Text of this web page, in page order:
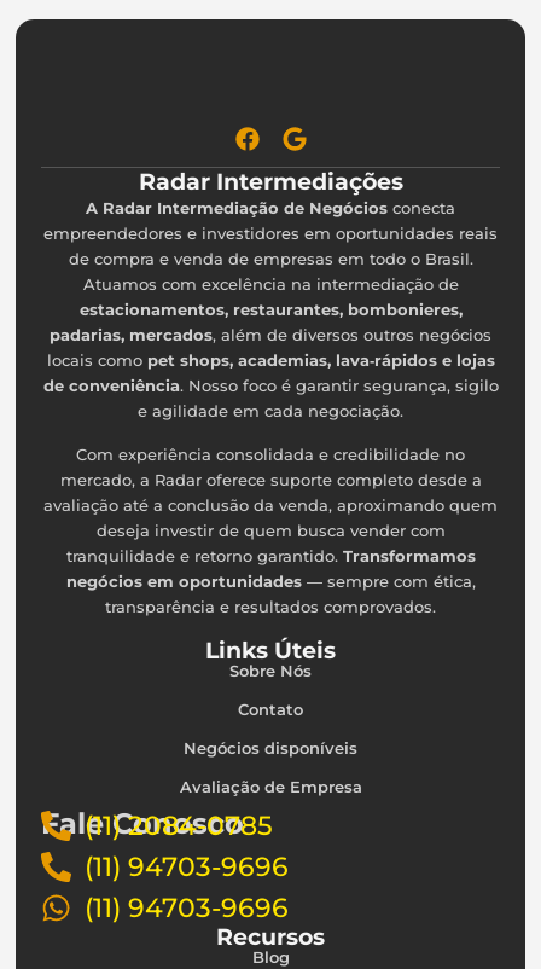
Radar Intermediações
A Radar Intermediação de Negócios conecta
empreendedores e investidores em oportunidades reais
de compra e venda de empresas em todo o Brasil.
Atuamos com excelência na intermediação de
estacionamentos, restaurantes, bombonieres,
padarias, mercados, além de diversos outros negócios
locais como pet shops, academias, lava‑rápidos e lojas
de conveniência. Nosso foco é garantir segurança, sigilo
e agilidade em cada negociação.
Com experiência consolidada e credibilidade no
mercado, a Radar oferece suporte completo desde a
avaliação até a conclusão da venda, aproximando quem
deseja investir de quem busca vender com
tranquilidade e retorno garantido. Transformamos
negócios em oportunidades— sempre com ética,
transparência e resultados comprovados.
Links Úteis
Sobre Nós
Contato
Negócios disponíveis
Avaliação de Empresa
Fale Conosco
(11) 2084-0785
(11) 94703-9696
(11) 94703-9696
Recursos
Blog